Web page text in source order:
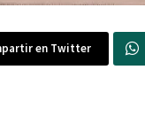
en Twitter